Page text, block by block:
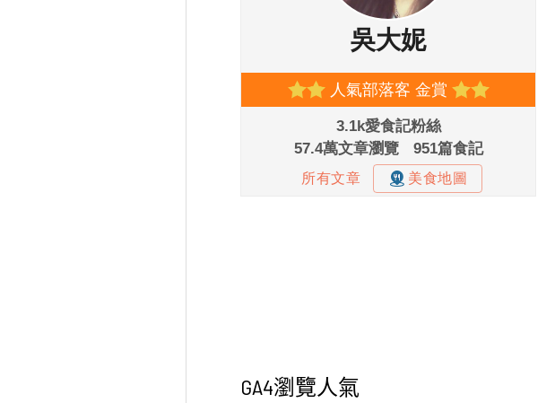
GA4瀏覽人氣